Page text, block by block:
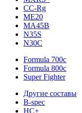
CC-Rg
ME20
MA45B
N35S
N30C
Formula 700c
Formula 800c
Super Fighter
Другие составы
B-spec
HC+